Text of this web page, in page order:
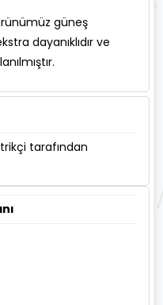
güneş
dayanıklıdır ve
tarafından